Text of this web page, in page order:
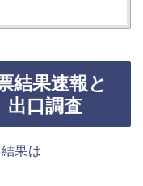
結果速報と
出口調査
果は